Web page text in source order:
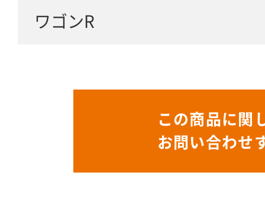
ワゴンR
この商品に関
お問い合わせ